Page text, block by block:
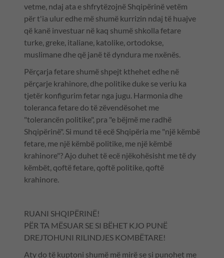
vetme, ndaj ata e shfrytëzojnë Shqipërinë vetëm
për t'ia ulur edhe më shumë kurrizin ndaj të huajve
që kanë investuar në kaq shumë shkolla fetare
turke, greke, italiane, katolike, ortodokse,
muslimane dhe që janë të dyndura me nxënës.
Përçarja fetare shumë shpejt kthehet edhe në
përçarje krahinore, dhe politike duke se veriu ka
tjetër konfigurim fetar nga jugu. Harmonia dhe
toleranca fetare do të zëvendësohet me
"tolerancën politike", pra "e bëjmë me radhë
Shqipërinë". Si mund të ecë Shqipëria me "një këmbë
fetare, me një këmbë politike, me një këmbë
krahinore"? Ajo duhet të ecë njëkohësisht me të dy
këmbët, qoftë fetare, qoftë politike, qoftë
krahinore.
RUANI SHQIPËRINË!
PËR TA MËSUAR SE SI BËHET KJO PUNË
DREJTOHUNI RILINDJES KOMBËTARE!
Aty do të kuptoni shumë më mirë se si punohet me